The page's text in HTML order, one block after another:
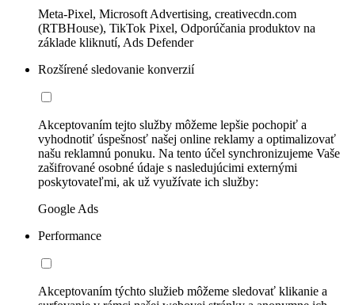
Meta-Pixel, Microsoft Advertising, creativecdn.com
(RTBHouse), TikTok Pixel, Odporúčania produktov na
základe kliknutí, Ads Defender
Rozšírené sledovanie konverzií
Akceptovaním tejto služby môžeme lepšie pochopiť a
vyhodnotiť úspešnosť našej online reklamy a optimalizovať
našu reklamnú ponuku. Na tento účel synchronizujeme Vaše
zašifrované osobné údaje s nasledujúcimi externými
poskytovateľmi, ak už využívate ich služby:
Google Ads
Performance
Akceptovaním týchto služieb môžeme sledovať klikanie a